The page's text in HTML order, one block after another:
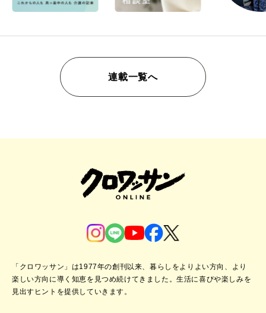
連載一覧へ
「クロワッサン」は1977年の創刊以来、暮らしをよりよい方向、より
楽しい方向に導く知恵を見つめ続けてきました。生活に喜びや楽しみを
見出すヒントを提供していきます。